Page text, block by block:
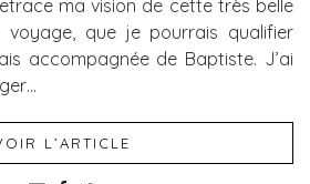
ma vision de cette très belle
voyage, que je pourrais qualifier
accompagnée de Baptiste. J’ai
L’ARTICLE